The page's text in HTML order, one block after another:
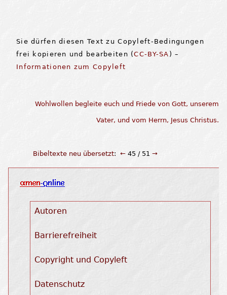
Sie dürfen diesen Text zu Copyleft-Bedingungen
frei kopieren und bearbeiten (CC-BY-SA ) –
Informationen zum Copyleft
Wohlwollen begleite euch und Friede von Gott, unserem
Vater, und vom Herrn, Jesus Christus.
Bibeltexte neu übersetzt: ←45 / 51 →
Autoren
Barrierefreiheit
Copyright und Copyleft
Datenschutz